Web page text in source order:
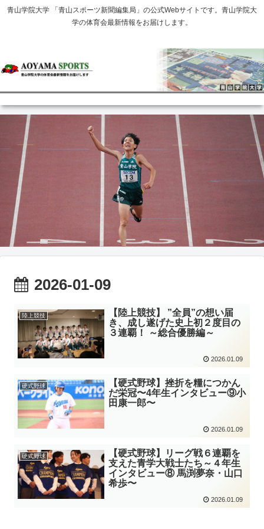
青山学院大学 「青山スポーツ新聞編集局」の公式Webサイトです。青山学院大
学の体育会最新情報をお届けします。
2026-01-09
陸上競技
【陸上競技】 ”全員”の想い届
き、成し遂げた史上初２度目の
３連覇！ ～総合優勝編～
2026.01.09
硬式野球
【硬式野球】挫折を糧につかん
だ栄冠〜4年生インタビュー⑨小
田康一郎〜
2026.01.09
硬式野球
【硬式野球】リーグ戦６連覇を
支えた青学大戦士たち～４年生
インタビュー⑧ 馬渕夢奈・山口
希歩〜
2026.01.09